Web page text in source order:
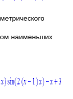
наименьших